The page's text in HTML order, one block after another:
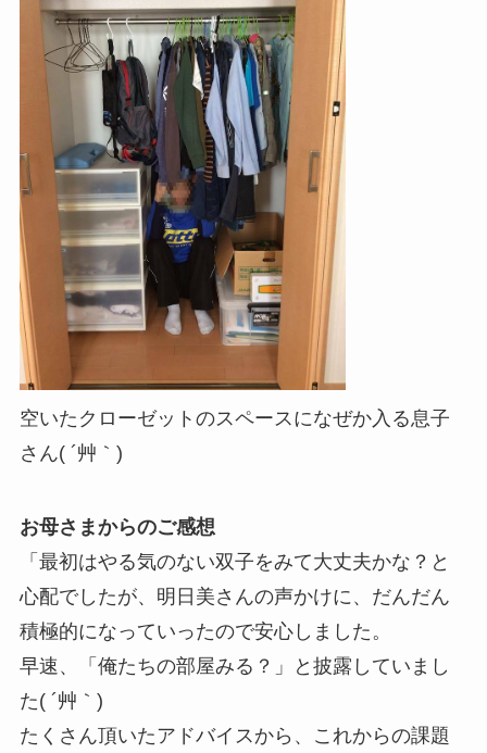
空いたクローゼットのスペースになぜか入る息子
さん( ´艸｀)
お母さまからのご感想
「最初はやる気のない双子をみて大丈夫かな？と
心配でしたが、明日美さんの声かけに、だんだん
積極的になっていったので安心しました。
早速、「俺たちの部屋みる？」と披露していまし
た( ´艸｀)
たくさん頂いたアドバイスから、これからの課題